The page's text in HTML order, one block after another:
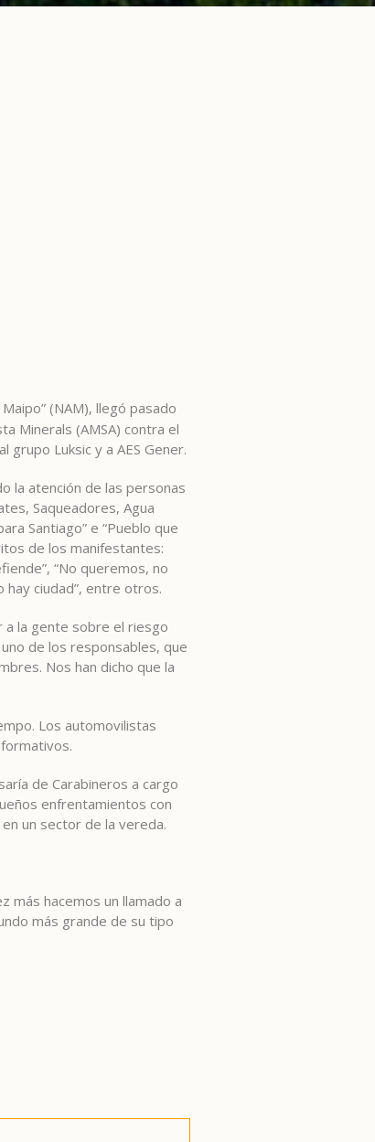
(NAM), llegó pasado
Minerals (AMSA) contra el
Luksic y a AES Gener.
la atención de las personas
Saqueadores, Agua
Santiago” e “Pueblo que
de los manifestantes:
“No queremos, no
hay ciudad”, entre otros.
a la gente sobre el riesgo
de los responsables, que
Nos han dicho que la
Los automovilistas
de Carabineros a cargo
enfrentamientos con
un sector de la vereda.
más hacemos un llamado a
más grande de su tipo